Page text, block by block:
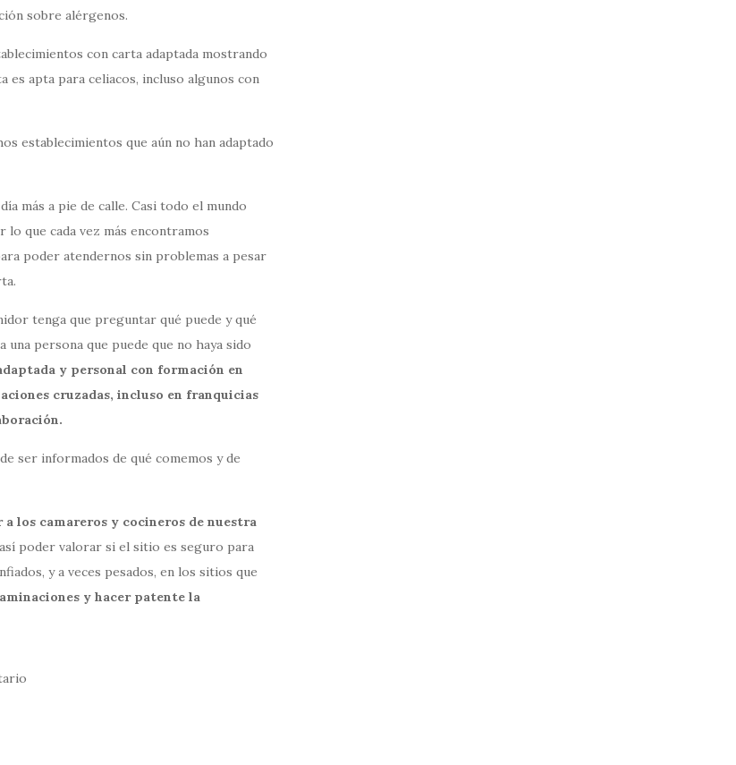
sobre alérgenos.
con carta adaptada mostrando
es apta para celiacos, incluso algunos con
establecimientos que aún no han adaptado
más a pie de calle. Casi todo el mundo
que cada vez más encontramos
poder atendernos sin problemas a pesar
tenga que preguntar qué puede y qué
persona que puede que no haya sido
y personal con formación en
cruzadas, incluso en franquicias
ser informados de qué comemos y de
los camareros y cocineros de nuestra
poder valorar si el sitio es seguro para
y a veces pesados, en los sitios que
y hacer patente la